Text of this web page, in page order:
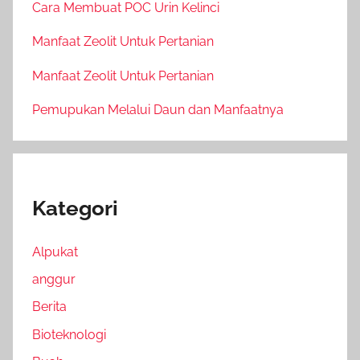
Cara Membuat POC Urin Kelinci
Manfaat Zeolit Untuk Pertanian
Manfaat Zeolit Untuk Pertanian
Pemupukan Melalui Daun dan Manfaatnya
Kategori
Alpukat
anggur
Berita
Bioteknologi